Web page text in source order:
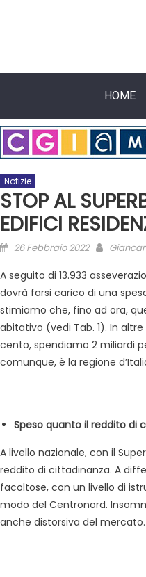
HOME
Notizie
STOP AL
EDIFICI
26 Febbraio 2022
A seguito di 13.933
dovrà farsi carico di una
stimiamo che, fino ad ora,
abitativo (vedi Tab. 1). In
cento, spendiamo 2 miliardi
comunque, è la regione
Speso quanto il reddito di
A livello nazionale, con il
reddito di cittadinanza. A
facoltose, con un livello di
modo del Centronord.
anche distorsiva del mercato.